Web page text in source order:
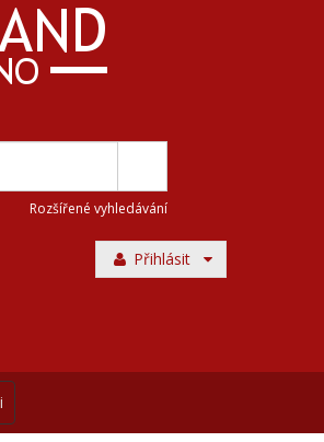
Rozšířené vyhledávání
Přihlásit